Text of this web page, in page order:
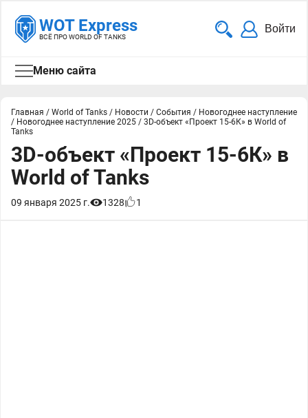
WOT Express
ВСЁ ПРО WORLD OF TANKS
Войти
Меню сайта
Главная / World of Tanks / Новости / События / Новогоднее наступление
/ Новогоднее наступление 2025 / 3D-объект «Проект 15-6К» в World of
Tanks
3D-объект «Проект 15-6К» в
World of Tanks
09 января 2025 г. 1328 1